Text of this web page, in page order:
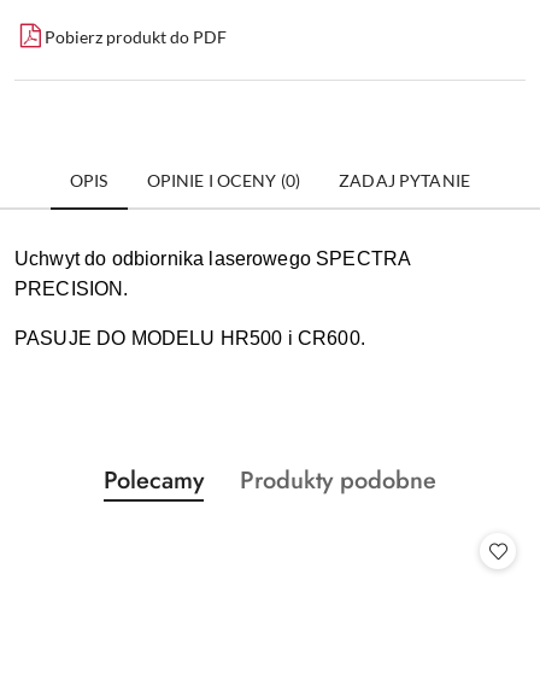
Pobierz produkt do PDF
OPIS OPINIE I OCENY (0) ZADAJ PYTANIE
Uchwyt do odbiornika laserowego SPECTRA
PRECISION.
PASUJE DO MODELU HR500 i CR600.
Pomiń karuzelę produktów
Produkty
o
Polecamy
Produkty
Produkty podobne